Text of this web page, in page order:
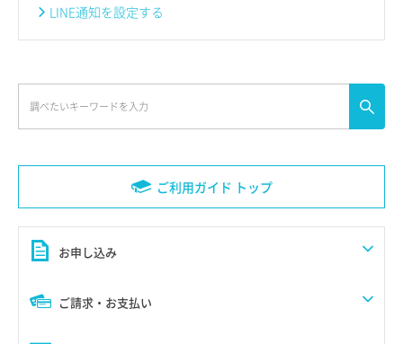
ご利用ガイド トップ
お申し込み
ご請求・お支払い
LINE通知を設定する